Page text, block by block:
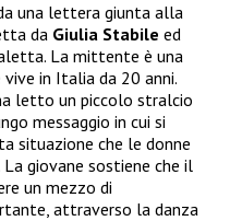
una lettera giunta alla
da Giulia Stabile ed
La mittente è una
vive in Italia da 20 anni.
letto un piccolo stralcio
messaggio in cui si
situazione che le donne
giovane sostiene che il
un mezzo di
attraverso la danza